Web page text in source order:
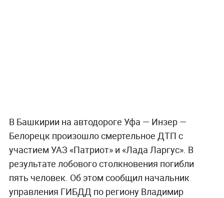
В Башкирии на автодороге Уфа — Инзер —
Белорецк произошло смертельное ДТП с
участием УАЗ «Патриот» и «Лада Ларгус». В
результате лобового столкновения погибли
пять человек. Об этом сообщил начальник
управления ГИБДД по региону Владимир